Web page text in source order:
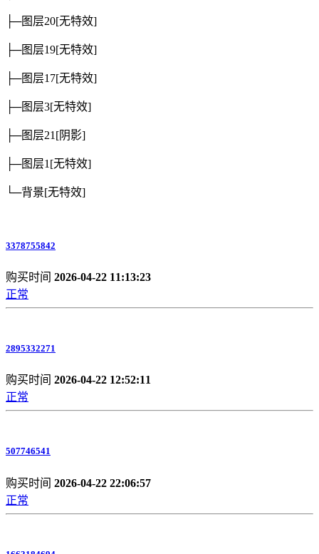
├─图层20[无特效]
├─图层19[无特效]
├─图层17[无特效]
├─图层3[无特效]
├─图层21[阴影]
├─图层1[无特效]
└─背景[无特效]
3378755842
购买时间 2026-04-22 11:13:23
正常
2895332271
购买时间 2026-04-22 12:52:11
正常
507746541
购买时间 2026-04-22 22:06:57
正常